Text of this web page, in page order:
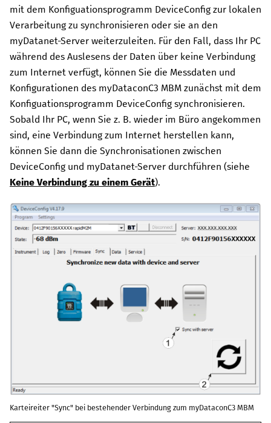
mit dem Konfiguationsprogramm DeviceConfig zur lokalen
Verarbeitung zu synchronisieren oder sie an den
myDatanet-Server weiterzuleiten. Für den Fall, dass Ihr PC
während des Auslesens der Daten über keine Verbindung
zum Internet verfügt, können Sie die Messdaten und
Konfigurationen des myDataconC3 MBM zunächst mit dem
Konfiguationsprogramm DeviceConfig synchronisieren.
Sobald Ihr PC, wenn Sie z. B. wieder im Büro angekommen
sind, eine Verbindung zum Internet herstellen kann,
können Sie dann die Synchronisationen zwischen
DeviceConfig und myDatanet-Server durchführen (siehe
Keine Verbindung zu einem Gerät).
Karteireiter "Sync" bei bestehender Verbindung zum myDataconC3 MBM